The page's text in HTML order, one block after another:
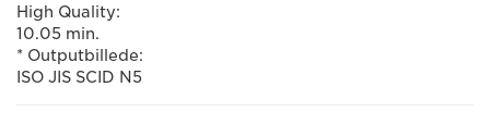
High Quality:
10.05 min.
* Outputbillede:
ISO JIS SCID N5